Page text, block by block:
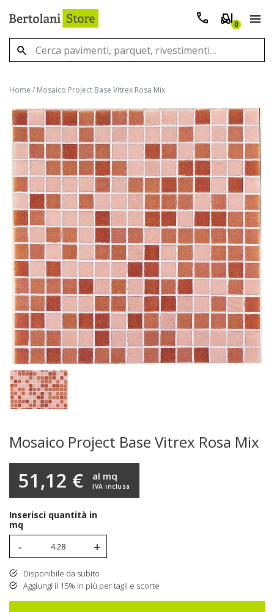
0
Home / Mosaico Project Base Vitrex Rosa Mix
Mosaico Project Base Vitrex Rosa Mix
51,12 € IVA inclusa
al mq
Inserisci quantità in
mq
- +
Disponibile da subito
Aggiungi il 15% in più per tagli e scorte